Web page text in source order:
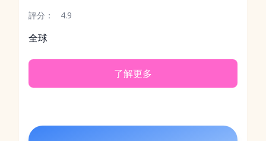
評分：
4.9
全球
了解更多